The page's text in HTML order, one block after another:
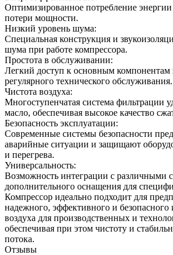
Оптимизированное потребление
потери мощности.
Низкий уровень шума:
Специальная конструкция и
шума при работе компрессора.
Простота в обслуживании:
Легкий доступ к основным компонентам
регулярного технического обслуживания.
Чистота воздуха:
Многоступенчатая система фильтрации
масло, обеспечивая высокое качество
Безопасность эксплуатации:
Современные системы безопасности
аварийные ситуации и защищают
и перегрева.
Универсальность:
Возможность интеграции с различными
дополнительного оснащения для
Компрессор идеально подходит для
надежного, эффективного и безопасного
воздуха для производственных и
обеспечивая при этом чистоту и
потока.
Отзывы